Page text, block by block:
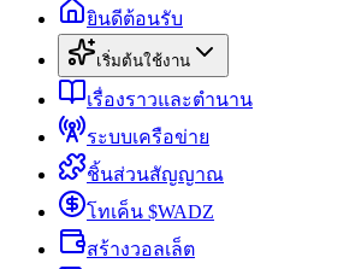
ยินดีต้อนรับ
เริ่มต้นใช้งาน
เรื่องราวและตำนาน
ระบบเครือข่าย
ชิ้นส่วนสัญญาณ
โทเค็น $WADZ
สร้างวอลเล็ต